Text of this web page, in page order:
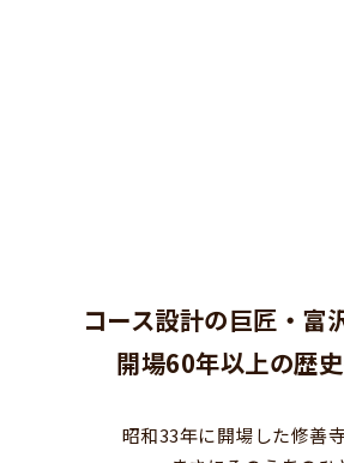
コース設計の巨匠・富
開場60年以上の歴
昭和33年に開場した修善